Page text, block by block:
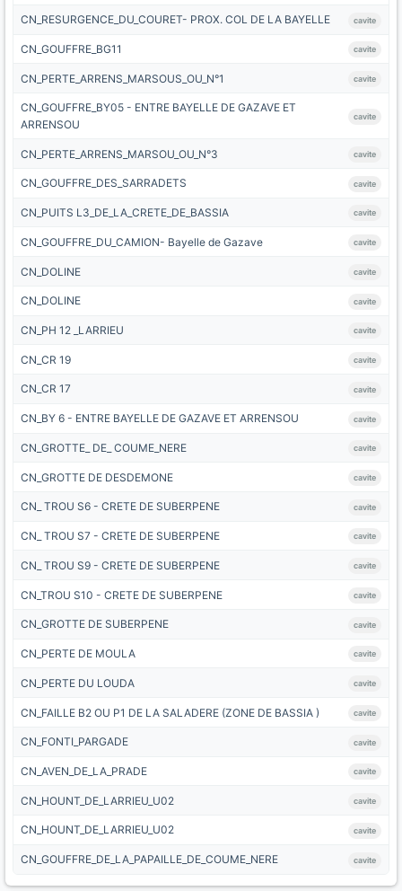
CN_RESURGENCE_DU_COURET- PROX. COL DE LA BAYELLE cavite
CN_GOUFFRE_BG11 cavite
CN_PERTE_ARRENS_MARSOUS_OU_N°1 cavite
CN_GOUFFRE_BY05 - ENTRE BAYELLE DE GAZAVE ET
ARRENSOU
cavite
CN_PERTE_ARRENS_MARSOU_OU_N°3 cavite
CN_GOUFFRE_DES_SARRADETS cavite
CN_PUITS L3_DE_LA_CRETE_DE_BASSIA cavite
CN_GOUFFRE_DU_CAMION- Bayelle de Gazave cavite
CN_DOLINE cavite
CN_DOLINE cavite
CN_PH 12 _LARRIEU cavite
CN_CR 19 cavite
CN_CR 17 cavite
CN_BY 6 - ENTRE BAYELLE DE GAZAVE ET ARRENSOU cavite
CN_GROTTE_ DE_ COUME_NERE cavite
CN_GROTTE DE DESDEMONE cavite
CN_ TROU S6 - CRETE DE SUBERPENE cavite
CN_ TROU S7 - CRETE DE SUBERPENE cavite
CN_ TROU S9 - CRETE DE SUBERPENE cavite
CN_TROU S10 - CRETE DE SUBERPENE cavite
CN_GROTTE DE SUBERPENE cavite
CN_PERTE DE MOULA cavite
CN_PERTE DU LOUDA cavite
CN_FAILLE B2 OU P1 DE LA SALADERE (ZONE DE BASSIA ) cavite
CN_FONTI_PARGADE cavite
CN_AVEN_DE_LA_PRADE cavite
CN_HOUNT_DE_LARRIEU_U02 cavite
CN_HOUNT_DE_LARRIEU_U02 cavite
CN_GOUFFRE_DE_LA_PAPAILLE_DE_COUME_NERE cavite